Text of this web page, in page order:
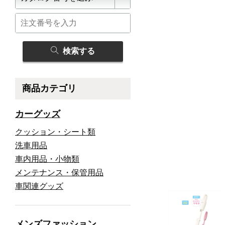
検索する
商品カテゴリ
カーグッズ
クッション・シート類
洗車用品
車内用品・小物類
メンテナンス・保管用品
車関連グッズ